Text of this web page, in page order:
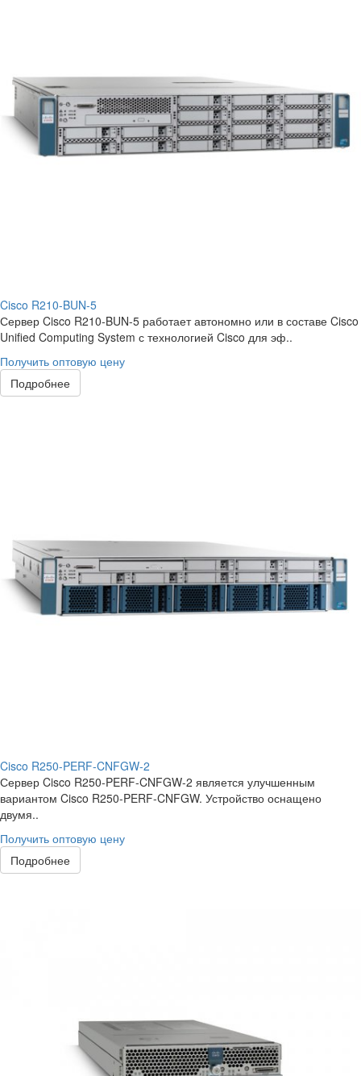
Cisco R210-BUN-5
Сервер Cisco R210-BUN-5 работает автономно или в составе Cisco
Unified Computing System с технологией Cisco для эф..
Получить оптовую цену
Подробнее
Cisco R250-PERF-CNFGW-2
Сервер Cisco R250-PERF-CNFGW-2 является улучшенным
вариантом Cisco R250-PERF-CNFGW. Устройство оснащено
двумя..
Получить оптовую цену
Подробнее